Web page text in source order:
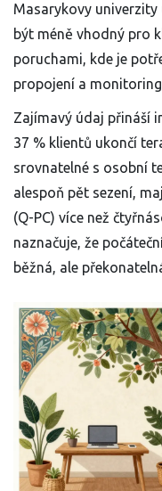
Masarykovy
být méně vhodný pro
poruchami, kde je
propojení a
Zajímavý údaj přináší
37 % klientů ukončí
srovnatelné s osobní
alespoň pět sezení,
(Q-PC) více než
naznačuje, že
běžná, ale